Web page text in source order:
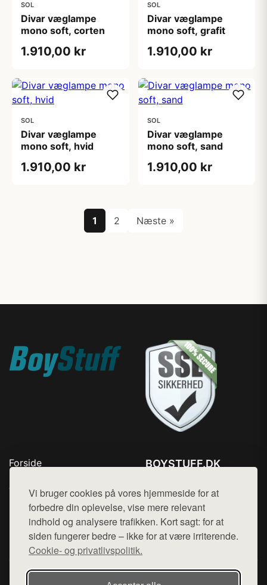
Vi bruger cookies på vores hjemmeside for at
forbedre din oplevelse, vise mere relevant
indhold og analysere trafikken. Kort sagt: for at
siden fungerer bedre – ikke for at være irriterende.
Cookie- og privatlivspolitik.
SOL
Divar væglampe
mono soft, corten
1.910,00 kr
SOL
Divar væglampe
mono soft, grafit
1.910,00 kr
SOL
Divar væglampe
mono soft, hvid
1.910,00 kr
SOL
Divar væglampe
mono soft, sand
1.910,00 kr
1 2 Næste »
Forside
Top Rabatter
Kontakt
BOYSTUFF.DK
Mail: hej@want.dk
Cookie- og privatlivspolitik